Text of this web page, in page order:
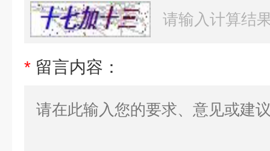
* 留言内容：